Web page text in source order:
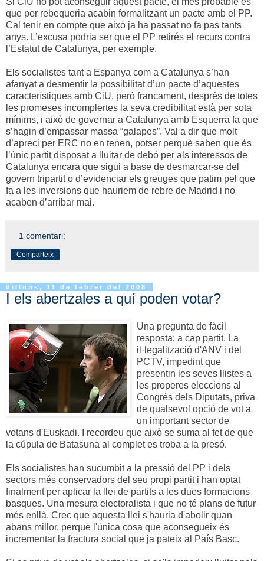
que per rebequeria acabin formalitzant un pacte amb el PP.
Cal tenir en compte que això ja ha passat no fa pas tants
anys. L’excusa podria ser que el PP retirés el recurs contra
l’Estatut de Catalunya, per exemple.
Els socialistes tant a Espanya com a Catalunya s’han
afanyat a desmentir la possibilitat d’un pacte d’aquestes
característiques amb CiU, però francament, després de totes
les promeses incomplertes la seva credibilitat està per sota
mínims, i això de governar a Catalunya amb Esquerra fa que
s’hagin d’empassar massa “galapes”. Val a dir que molt
d’apreci per ERC no en tenen, potser perquè saben que és
l’únic partit disposat a lluitar de debó per als interessos de
Catalunya encara que sigui a base de desmarcar-se del
govern tripartit o d’evidenciar els greuges que patim pel que
fa a les inversions que hauriem de rebre de Madrid i no
acaben d’arribar mai.
1 comentari:
Comparteix
dilluns, 11 de febrer del 2008
I els abertzales a quí poden votar?
Una pregunta de fàcil
resposta: a cap partit. La
il·legalització d'ANV i del
PCTV, impedint que
presentin les seves llistes a
les properes eleccions al
Congrés dels Diputats, priva
de qualsevol opció de vot a
un important sector de
votans d'Euskadi. I recordeu que això se suma al fet de que
la cúpula de Batasuna al complet es troba a la presó.
Els socialistes han sucumbit a la pressió del PP i dels
sectors més conservadors del seu propi partit i han optat
finalment per aplicar la llei de partits a les dues formacions
basques. Una mesura electoralista i que no té plans de futur
més enllà. Crec que aquesta llei s'hauria d'abolir quan
abans millor, perquè l'única cosa que aconsegueix és
incrementar la fractura social que ja pateix al País Basc.